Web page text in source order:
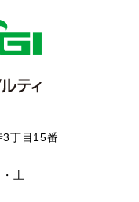
3丁目15番
土